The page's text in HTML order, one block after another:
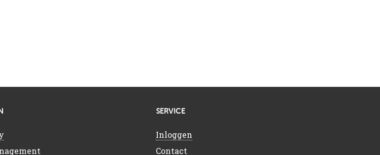
SERVICE
Inloggen
Contact